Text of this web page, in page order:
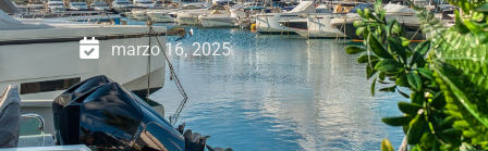
marzo 16, 2025